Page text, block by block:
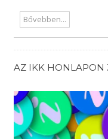
Bővebben...
AZ IKK HONLAPON